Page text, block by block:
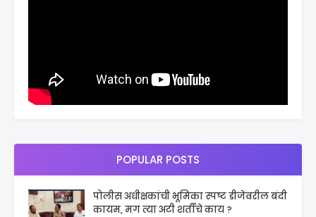
POPULAR POSTS
पोलीस अधीक्षकांची भूमिका स्पष्ट डीजेवरील बंदी
कायम, मग त्या अटी शर्तीचे काय ?